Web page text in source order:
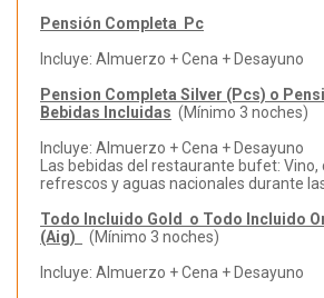
Pensión Completa Pc
Incluye: Almuerzo + Cena + Desayuno
Pension Completa Silver (Pcs) o
Bebidas Incluidas (Mínimo 3 noches)
Incluye: Almuerzo + Cena + Desayuno
Las bebidas del restaurante bufet: Vino,
refrescos y aguas nacionales durante
Todo Incluido Gold o Todo Incluido
(Aig)
(Mínimo 3 noches)
Incluye: Almuerzo + Cena + Desayuno